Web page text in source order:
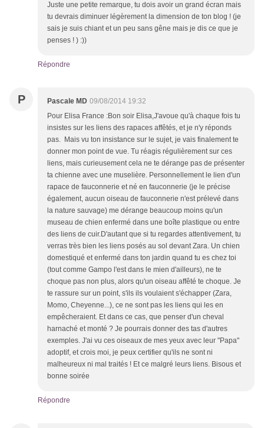
Juste une petite remarque, tu dois avoir un grand écran mais
tu devrais diminuer légèrement la dimension de ton blog ! (je
sais je suis chiant et un peu sans gêne mais je dis ce que je
penses ! ) :))
Répondre
P Pascale MD 09/08/2014 19:32
Pour Elisa France :Bon soir Elisa,J'avoue qu'à chaque fois tu
insistes sur les liens des rapaces affêtés, et je n'y réponds
pas. Mais vu ton insistance sur le sujet, je vais finalement te
donner mon point de vue. Tu réagis régulièrement sur ces
liens, mais curieusement cela ne te dérange pas de présenter
ta chienne avec une muselière. Personnellement le lien d'un
rapace de fauconnerie et né en fauconnerie (je le précise
également, aucun oiseau de fauconnerie n'est prélevé dans
la nature sauvage) me dérange beaucoup moins qu'un
museau de chien enfermé dans une boîte plastique ou entre
des liens de cuir.D'autant que si tu regardes attentivement, tu
verras très bien les liens posés au sol devant Zara. Un chien
domestiqué et enfermé dans ton jardin quand tu es chez toi
(tout comme Gampo l'est dans le mien d'ailleurs), ne te
choque pas non plus, alors qu'un oiseau affêté te choque. Je
te rassure sur un point, s'ils ils voulaient s'échapper (Zara,
Momo, Cheyenne...), ce ne sont pas les liens qui les en
empêcheraient. Et dans ce cas, que penser d'un cheval
harnaché et monté ? Je pourrais donner des tas d'autres
exemples. J'ai vu ces oiseaux de mes yeux avec leur "Papa"
adoptif, et crois moi, je peux certifier qu'ils ne sont ni
malheureux ni mal traités ! Et ce malgré leurs liens. Bisous et
bonne soirée
Répondre